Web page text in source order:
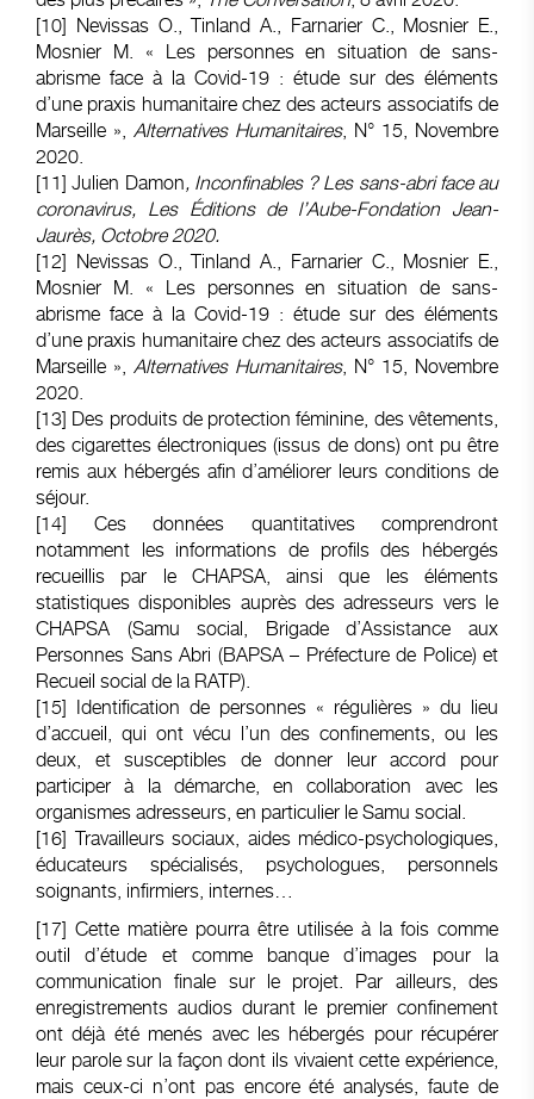
[10] Nevissas O., Tinland A., Farnarier C., Mosnier E.,
Mosnier M. « Les personnes en situation de sans-
abrisme face à la Covid-19 : étude sur des éléments
d’une praxis humanitaire chez des acteurs associatifs de
Marseille », Alternatives Humanitaires, N° 15, Novembre
2020.
[11] Julien Damon, Inconfinables ? Les sans-abri face au
coronavirus, Les Éditions de l’Aube-Fondation Jean-
Jaurès, Octobre 2020.
[12] Nevissas O., Tinland A., Farnarier C., Mosnier E.,
Mosnier M. « Les personnes en situation de sans-
abrisme face à la Covid-19 : étude sur des éléments
d’une praxis humanitaire chez des acteurs associatifs de
Marseille », Alternatives Humanitaires, N° 15, Novembre
2020.
[13] Des produits de protection féminine, des vêtements,
des cigarettes électroniques (issus de dons) ont pu être
remis aux hébergés afin d’améliorer leurs conditions de
séjour.
[14] Ces données quantitatives comprendront
notamment les informations de profils des hébergés
recueillis par le CHAPSA, ainsi que les éléments
statistiques disponibles auprès des adresseurs vers le
CHAPSA (Samu social, Brigade d’Assistance aux
Personnes Sans Abri (BAPSA – Préfecture de Police) et
Recueil social de la RATP).
[15] Identification de personnes « régulières » du lieu
d’accueil, qui ont vécu l’un des confinements, ou les
deux, et susceptibles de donner leur accord pour
participer à la démarche, en collaboration avec les
organismes adresseurs, en particulier le Samu social.
[16] Travailleurs sociaux, aides médico-psychologiques,
éducateurs spécialisés, psychologues, personnels
soignants, infirmiers, internes…
[17] Cette matière pourra être utilisée à la fois comme
outil d’étude et comme banque d’images pour la
communication finale sur le projet. Par ailleurs, des
enregistrements audios durant le premier confinement
ont déjà été menés avec les hébergés pour récupérer
leur parole sur la façon dont ils vivaient cette expérience,
mais ceux-ci n’ont pas encore été analysés, faute de